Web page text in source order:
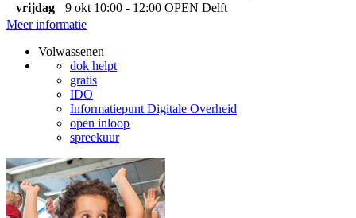
vrijdag
9 okt 10:00 - 12:00 OPEN Delft
Meer informatie
Volwassenen
dok helpt
gratis
IDO
Informatiepunt Digitale Overheid
open inloop
spreekuur